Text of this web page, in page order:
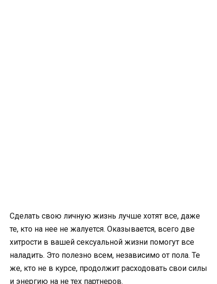
Сделать свою личную жизнь лучше хотят все, даже
те, кто на нее не жалуется. Оказывается, всего две
хитрости в вашей сексуальной жизни помогут все
наладить. Это полезно всем, независимо от пола. Те
же, кто не в курсе, продолжит расходовать свои силы
и энергию на не тех партнеров.